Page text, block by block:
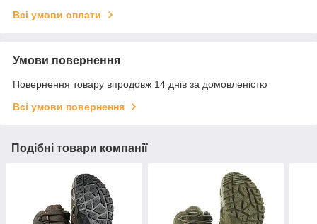
Всі умови оплати
Умови повернення
Повернення товару впродовж 14 днів за домовленістю
Всі умови повернення
Подібні товари компанії